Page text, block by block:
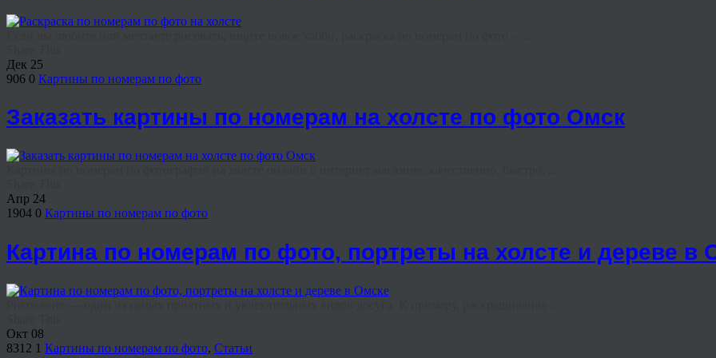
Дек 25
906 0 Картины по номерам по фото
Заказать картины по номерам на холсте по фото Омск
Апр 24
1904 0 Картины по номерам по фото
Картина по номерам по фото, портреты на холсте и дереве в
Окт 08
8312 1 Картины по номерам по фото, Статьи